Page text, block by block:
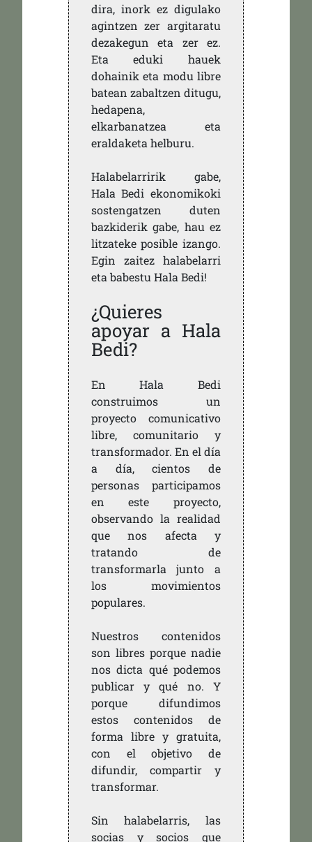
dira, inork ez digulako
agintzen zer argitaratu
dezakegun eta zer ez.
Eta eduki hauek
dohainik eta modu libre
batean zabaltzen ditugu,
hedapena,
elkarbanatzea eta
eraldaketa helburu.
Halabelarririk gabe,
Hala Bedi ekonomikoki
sostengatzen duten
bazkiderik gabe, hau ez
litzateke posible izango.
Egin zaitez halabelarri
eta babestu Hala Bedi!
¿Quieres
apoyar a Hala
Bedi?
En Hala Bedi
construimos un
proyecto comunicativo
libre, comunitario y
transformador. En el día
a día, cientos de
personas participamos
en este proyecto,
observando la realidad
que nos afecta y
tratando de
transformarla junto a
los movimientos
populares.
Nuestros contenidos
son libres porque nadie
nos dicta qué podemos
publicar y qué no. Y
porque difundimos
estos contenidos de
forma libre y gratuita,
con el objetivo de
difundir, compartir y
transformar.
Sin halabelarris, las
socias y socios que